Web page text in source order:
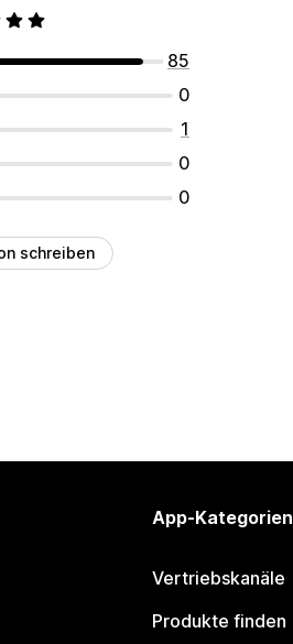
85
0
1
0
0
schreiben
App-Kategorien
Vertriebskanäle
Produkte finden